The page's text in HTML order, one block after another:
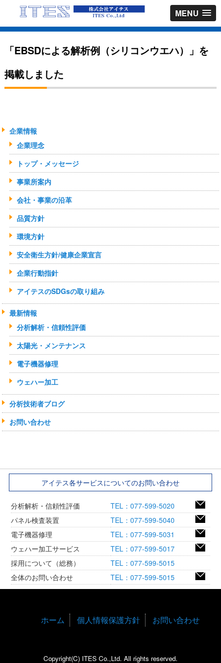
MENU
「EBSDによる解析例（シリコンウエハ）」を
掲載しました
企業情報
企業理念
トップ・メッセージ
事業所案内
会社・事業の沿革
品質方針
環境方針
安全衛生方針/健康企業宣言
企業行動指針
アイテスのSDGsの取り組み
最新情報
分析解析・信頼性評価
太陽光・メンテナンス
電子機器修理
ウェハー加工
分析技術者ブログ
お問い合わせ
アイテス各サービスについてのお問い合わせ
分析解析・信頼性評価
TEL：077-599-5020
パネル検査装置
TEL：077-599-5040
電子機器修理
TEL：077-599-5031
ウェハー加工サービス
TEL：077-599-5017
採用について（総務）
TEL：077-599-5015
全体のお問い合わせ
TEL：077-599-5015
ホーム 個人情報保護方針 お問い合わせ
Copyright(C) ITES Co.,Ltd. All rights reserved.